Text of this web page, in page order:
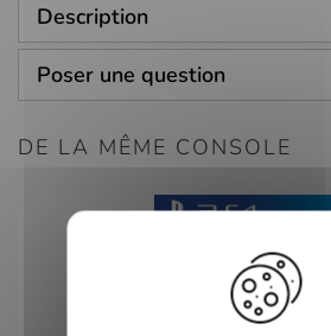
Description
Poser une question
DE LA MÊME CONSOLE